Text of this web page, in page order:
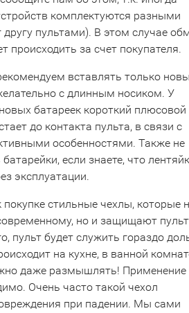
комплектуются разными
пультами). В этом случае
происходить за счет покупателя.
вставлять только
с длинным носиком. У
батареек короткий плюсовой
до контакта пульта, в связи с
особенностями. Также не
если знаете, что
эксплуатации.
стильные чехлы, которые
но и защищают
пульт будет служить гораздо
на кухне, в ванной
даже размышлять! Применение
Очень часто такой чехол
при падении. Мы сами